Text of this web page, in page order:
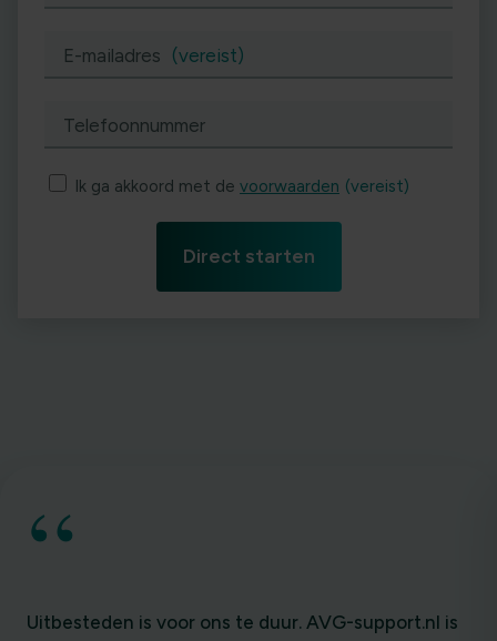
E-mailadres (vereist)
Telefoonnummer
Ik ga akkoord met de voorwaarden (vereist)
“
Uitbesteden is voor ons te duur. AVG-support.nl is